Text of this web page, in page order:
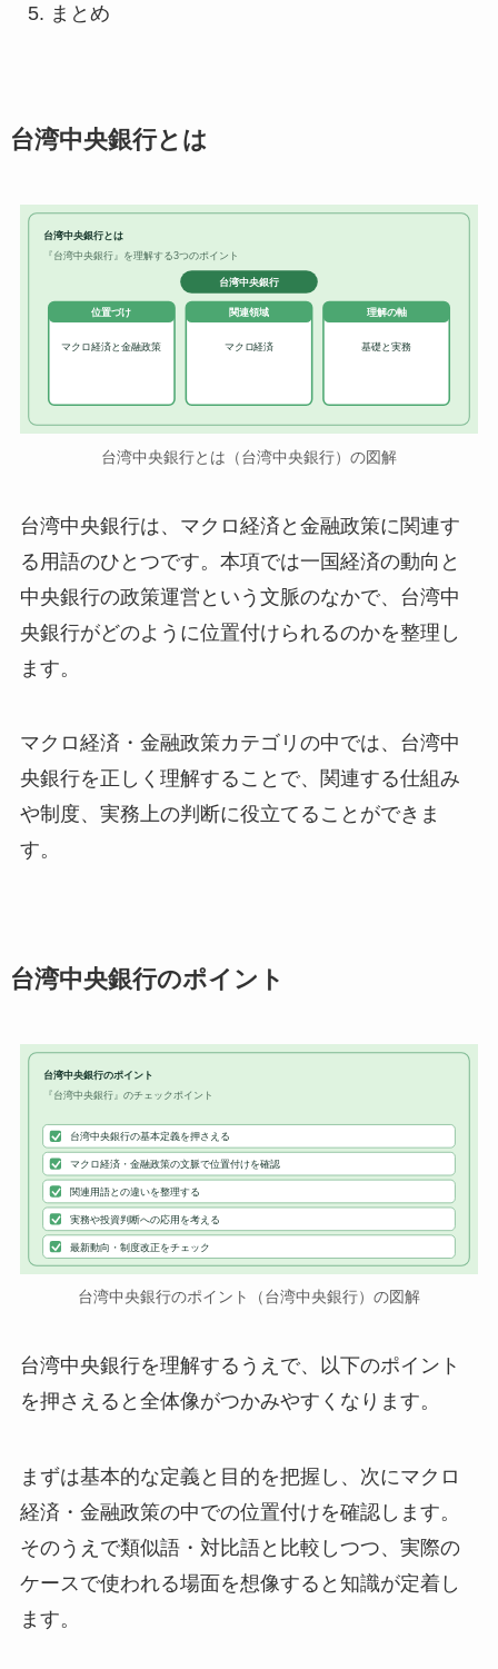
まとめ
台湾中央銀行とは
台湾中央銀行とは
『台湾中央銀行』を理解する3つのポイント
台湾中央銀行
位置づけ
マクロ経済と金融政策
関連領域
マクロ経済
理解の軸
基礎と実務
台湾中央銀行とは（台湾中央銀行）の図解
台湾中央銀行は、マクロ経済と金融政策に関連す
る用語のひとつです。本項では一国経済の動向と
中央銀行の政策運営という文脈のなかで、台湾中
央銀行がどのように位置付けられるのかを整理し
ます。
マクロ経済・金融政策カテゴリの中では、台湾中
央銀行を正しく理解することで、関連する仕組み
や制度、実務上の判断に役立てることができま
す。
台湾中央銀行のポイント
台湾中央銀行のポイント
『台湾中央銀行』のチェックポイント
台湾中央銀行の基本定義を押さえる
マクロ経済・金融政策の文脈で位置付けを確認
関連用語との違いを整理する
実務や投資判断への応用を考える
最新動向・制度改正をチェック
台湾中央銀行のポイント（台湾中央銀行）の図解
台湾中央銀行を理解するうえで、以下のポイント
を押さえると全体像がつかみやすくなります。
まずは基本的な定義と目的を把握し、次にマクロ
経済・金融政策の中での位置付けを確認します。
そのうえで類似語・対比語と比較しつつ、実際の
ケースで使われる場面を想像すると知識が定着し
ます。